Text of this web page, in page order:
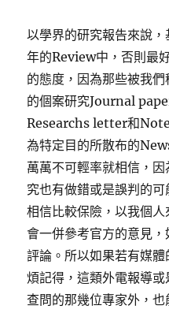
以學界的研究報告來說
年的Review中，否則最
的態度，因為那些被我
的個案研究Journal
Researchs letter和
為特定目的所散布的
萬萬不可輕率就相信，
究也有做錯或是誤判的
相信比較保險，以我個
會一併參考官方的意見，
評論。所以如果若有媒
煩記得，這類外電報導
查問的那幾位專家外，